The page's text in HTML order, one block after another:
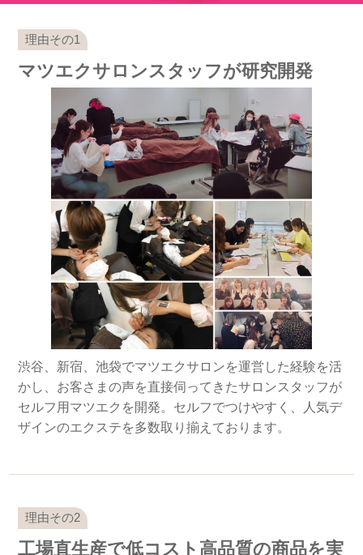
マツエクサロンスタッフが研究開発
渋谷、新宿、池袋でマツエクサロンを運営した経験を活
かし、お客さまの声を直接伺ってきたサロンスタッフが
セルフ用マツエクを開発。セルフでつけやすく、人気デ
ザインのエクステを多数取り揃えております。
工場直生産で低コスト高品質の商品を実